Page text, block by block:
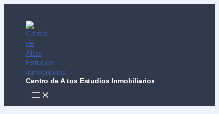
contenido
Centro de Altos Estudios Inmobiliarios
MAIN
MENU